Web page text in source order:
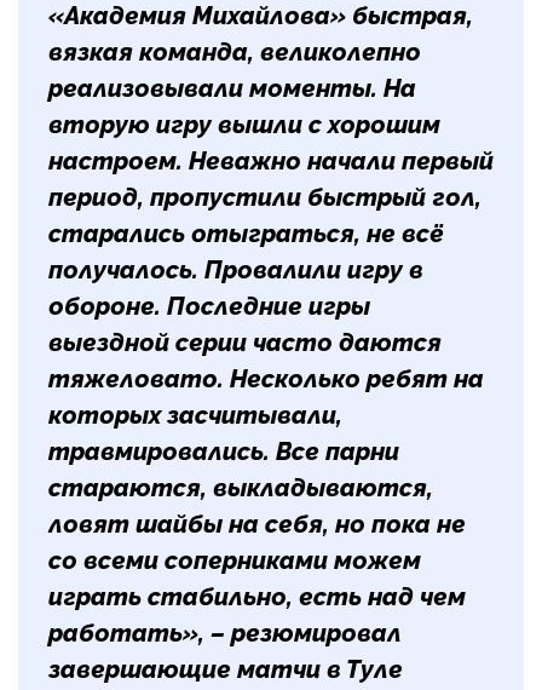
«Академия Михайлова» быстрая,
вязкая команда, великолепно
реализовывали моменты. На
вторую игру вышли с хорошим
настроем. Неважно начали первый
период, пропустили быстрый гол,
старались отыграться, не всё
получалось. Провалили игру в
обороне. Последние игры
выездной серии часто даются
тяжеловато. Несколько ребят на
которых засчитывали,
травмировались. Все парни
стараются, выкладываются,
ловят шайбы на себя, но пока не
со всеми соперниками можем
играть стабильно, есть над чем
работать», – резюмировал
завершающие матчи в Туле